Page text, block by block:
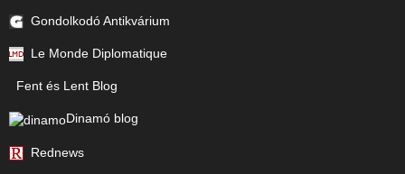
Gondolkodó Antikvárium
Le Monde Diplomatique
Fent és Lent Blog
Dinamó blog
Rednews